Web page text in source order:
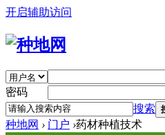
开启辅助访问
密码
搜索
种地网 › 门户 ›药材种植技术